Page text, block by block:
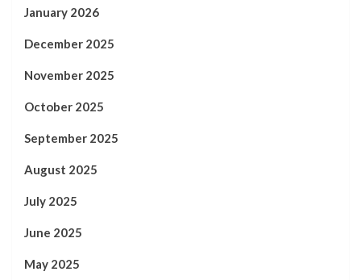
January 2026
December 2025
November 2025
October 2025
September 2025
August 2025
July 2025
June 2025
May 2025